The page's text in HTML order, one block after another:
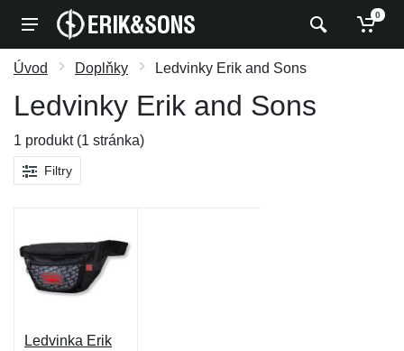
0
Úvod Doplňky Ledvinky Erik and Sons
Ledvinky Erik and Sons
1 produkt (1 stránka)
Filtry
Ledvinka Erik